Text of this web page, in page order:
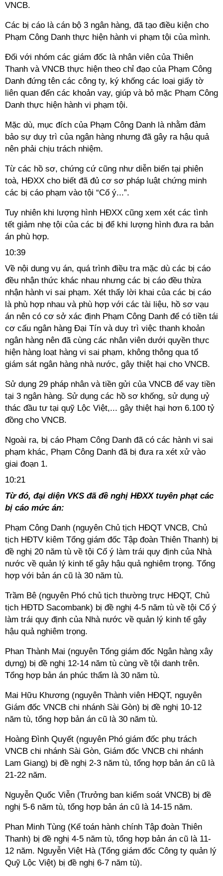
VNCB.
Các bị cáo là cán bộ 3 ngân hàng, đã tạo điều kiện cho
Phạm Công Danh thực hiện hành vi phạm tội của mình.
Đối với nhóm các giám đốc là nhân viên của Thiên
Thanh và VNCB thực hiện theo chỉ đạo của Phạm Công
Danh đứng tên các công ty, ký khống các loại giấy tờ
liên quan đến các khoản vay, giúp và bỏ mặc Phạm Công
Danh thực hiện hành vi phạm tội.
Mặc dù, mục đích của Phạm Công Danh là nhằm đảm
bảo sự duy trì của ngân hàng nhưng đã gây ra hậu quả
nên phải chịu trách nhiệm.
Từ các hồ sơ, chứng cứ cũng như diễn biến tại phiên
toà, HĐXX cho biết đã đủ cơ sơ pháp luật chứng minh
các bị cáo phạm vào tội “Cố ý...”.
Tuy nhiên khi lượng hình HĐXX cũng xem xét các tình
tết giảm nhẹ tội của các bị để khi lượng hình đưa ra bản
án phù hợp.
10:39
Về nội dung vụ án, quá trình điều tra mặc dù các bị cáo
đều nhận thức khác nhau nhưng các bị cáo đều thừa
nhận hành vi sai phạm. Xét thấy lời khai của các bị cáo
là phù hợp nhau và phù hợp với các tài liệu, hồ sơ vạu
án nên có cơ sở xác định Phạm Công Danh để có tiền tái
cơ cấu ngân hàng Đại Tín và duy trì việc thanh khoản
ngân hàng nên đã cùng các nhân viên dưới quyền thực
hiện hàng loạt hàng vi sai phạm, không thông qua tổ
giám sát ngân hàng nhà nước, gây thiệt hại cho VNCB.
Sử dụng 29 pháp nhân và tiền gửi của VNCB để vay tiền
tại 3 ngân hàng. Sử dụng các hồ sơ khống, sử dụng uỷ
thác đầu tư tại quỹ Lộc Việt,... gây thiệt hại hơn 6.100 tỷ
đồng cho VNCB.
Ngoài ra, bị cáo Phạm Công Danh đã có các hành vi sai
phạm khác, Phạm Công Danh đã bị đưa ra xét xử vào
giai đoạn 1.
10:21
Từ đó, đại diện VKS đã đề nghị HĐXX tuyên phạt các
bị cáo mức án:
Phạm Công Danh (nguyên Chủ tịch HĐQT VNCB, Chủ
tịch HĐTV kiêm Tổng giám đốc Tập đoàn Thiên Thanh) bị
đề nghị 20 năm tù về tội Cố ý làm trái quy định của Nhà
nước về quản lý kinh tế gây hậu quả nghiêm trọng. Tổng
hợp với bản án cũ là 30 năm tù.
Trầm Bê (nguyên Phó chủ tịch thường trực HĐQT, Chủ
tịch HĐTD Sacombank) bị đề nghị 4-5 năm tù về tội Cố ý
làm trái quy định của Nhà nước về quản lý kinh tế gây
hậu quả nghiêm trọng.
Phan Thành Mai (nguyên Tổng giám đốc Ngân hàng xây
dựng) bị đề nghị 12-14 năm tù cùng về tội danh trên.
Tổng hợp bản án phúc thẩm là 30 năm tù.
Mai Hữu Khương (nguyên Thành viên HĐQT, nguyên
Giám đốc VNCB chi nhánh Sài Gòn) bị đề nghị 10-12
năm tù, tổng hợp bản án cũ là 30 năm tù.
Hoàng Đình Quyết (nguyên Phó giám đốc phụ trách
VNCB chi nhánh Sài Gòn, Giám đốc VNCB chi nhánh
Lam Giang) bị đề nghị 2-3 năm tù, tổng hợp bản án cũ là
21-22 năm.
Nguyễn Quốc Viễn (Trưởng ban kiểm soát VNCB) bị đề
nghị 5-6 năm tù, tổng hợp bản án cũ là 14-15 năm.
Phan Minh Tùng (Kế toán hành chính Tập đoàn Thiên
Thanh) bị đề nghị 4-5 năm tù, tổng hợp bản án cũ là 11-
12 năm. Nguyễn Việt Hà (Tổng giám đốc Công ty quản lý
Quỹ Lộc Việt) bị đề nghị 6-7 năm tù).